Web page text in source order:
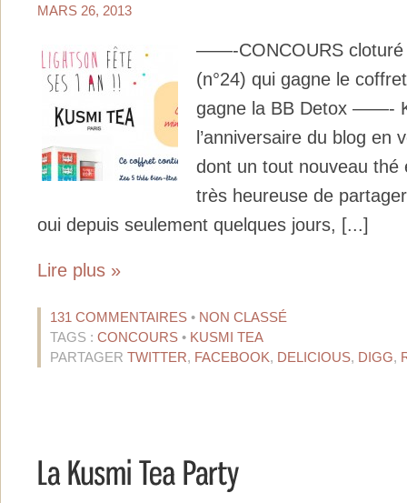
MARS 26, 2013
——-CONCOURS cloturé
(n°24) qui gagne le
gagne la BB Detox ——-
l’anniversaire du blog en
dont un tout nouveau thé
très heureuse de
oui depuis seulement quelques jours, [...]
Lire plus »
131 COMMENTAIRES • NON CLASSÉ
TAGS : CONCOURS • KUSMI TEA
PARTAGER TWITTER, FACEBOOK, DELICIOUS, DIGG,